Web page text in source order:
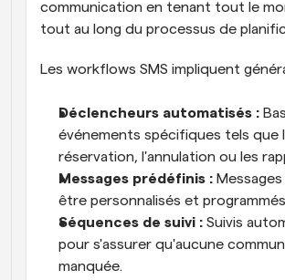
communication en tenant tout le
tout au long du processus de
Les workflows SMS impliquent
Déclencheurs automatisés :
événements spécifiques tels que
réservation, l'annulation ou les
Messages prédéfinis :
être personnalisés et programmés
Séquences de suivi : Suivis
pour s'assurer qu'aucune
manquée.